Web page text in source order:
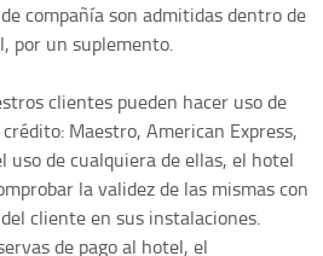
compañía son admitidas dentro de
por un suplemento.
clientes pueden hacer uso de
Maestro, American Express,
uso de cualquiera de ellas, el hotel
la validez de las mismas con
cliente en sus instalaciones.
de pago al hotel, el